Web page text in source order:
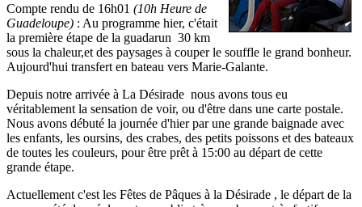
Compte rendu de 16h01 (10h Heure de
Guadeloupe) : Au programme hier, c'était
la première étape de la guadarun 30 km
sous la chaleur,et des paysages à couper le souffle le grand bonheur.
Aujourd'hui transfert en bateau vers Marie-Galante.
Depuis notre arrivée à La Désirade nous avons tous eu
véritablement la sensation de voir, ou d'être dans une carte postale.
Nous avons débuté la journée d'hier par une grande baignade avec
les enfants, les oursins, des crabes, des petits poissons et des bateaux
de toutes les couleurs, pour être prêt à 15:00 au départ de cette
grande étape.
Actuellement c'est les Fêtes de Pâques à la Désirade , le départ de la